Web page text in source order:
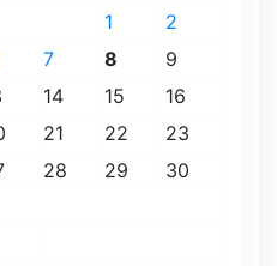
1
2
7 8
9
14 15
16
21 22
23
28 29
30